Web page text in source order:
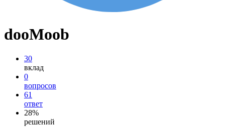
dooMoob
30
вклад
0
вопросов
61
ответ
28%
решений